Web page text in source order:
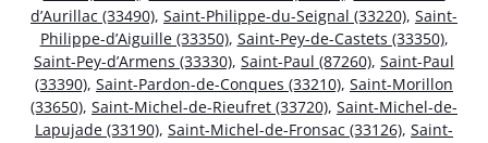
d’Aurillac (33490), Saint-Philippe-du-Seignal (33220), Saint-
Philippe-d’Aiguille (33350), Saint-Pey-de-Castets (33350),
Saint-Pey-d’Armens (33330), Saint-Paul (87260), Saint-Paul
(33390), Saint-Pardon-de-Conques (33210), Saint-Morillon
(33650), Saint-Michel-de-Rieufret (33720), Saint-Michel-de-
Lapujade (33190), Saint-Michel-de-Fronsac (33126), Saint-